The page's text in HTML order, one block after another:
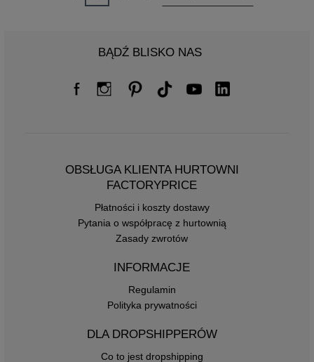
BĄDŹ BLISKO NAS
OBSŁUGA KLIENTA HURTOWNI
FACTORYPRICE
Płatności i koszty dostawy
Pytania o współpracę z hurtownią
Zasady zwrotów
INFORMACJE
Regulamin
Polityka prywatności
DLA DROPSHIPPERÓW
Co to jest dropshipping